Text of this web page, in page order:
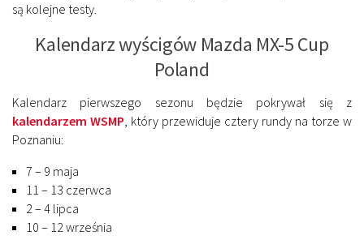
są kolejne testy.
Kalendarz wyścigów Mazda MX-5 Cup
Poland
Kalendarz pierwszego sezonu będzie pokrywał się z
kalendarzem WSMP, który przewiduje cztery rundy na torze w
Poznaniu:
7 – 9 maja
11 – 13 czerwca
2 – 4 lipca
10 – 12 września